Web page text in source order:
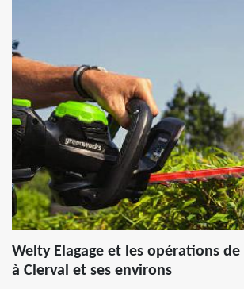
Welty Elagage et les opérations
à Clerval et ses environs